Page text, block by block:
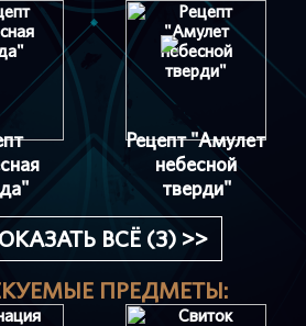
Рецепт "Амулет
небесной
тверди"
ВСЁ (3) >>
ПРЕДМЕТЫ: